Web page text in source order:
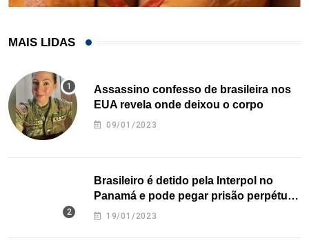
MAIS LIDAS
Assassino confesso de brasileira nos
EUA revela onde deixou o corpo
09/01/2023
Brasileiro é detido pela Interpol no
Panamá e pode pegar prisão perpétua
nos EUA
19/01/2023